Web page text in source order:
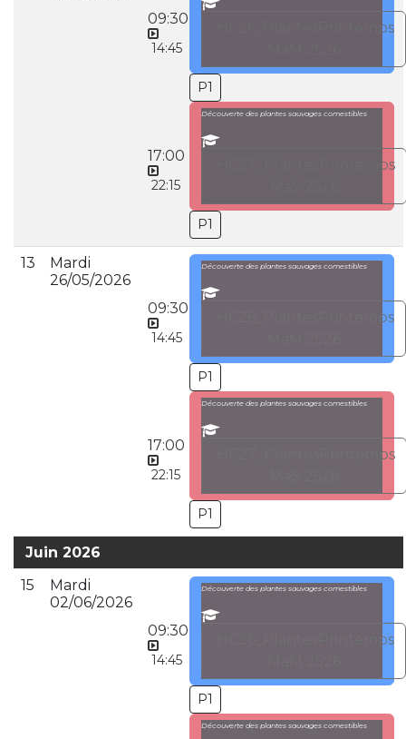
09:30
14:45
HC26_PlantesPrintemps
P1
17:00
22:15
Découverte des plantes sauvages comestibles
HC27_PlantesPrintemps
P1
13
Mardi
26/05/2026
09:30
14:45
Découverte des plantes sauvages comestibles
HC26_PlantesPrintemps
P1
17:00
22:15
Découverte des plantes sauvages comestibles
HC27_PlantesPrintemps
P1
Juin 2026
15
Mardi
02/06/2026
09:30
14:45
Découverte des plantes sauvages comestibles
HC26_PlantesPrintemps
P1
Découverte des plantes sauvages comestibles